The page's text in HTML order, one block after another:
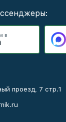
в
проезд, 7 стр.1